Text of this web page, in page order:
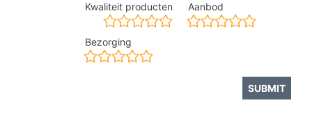
Kwaliteit producten Aanbod
Bezorging